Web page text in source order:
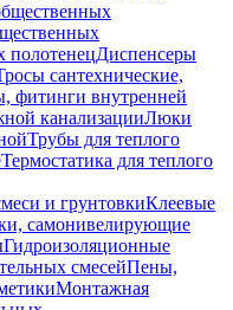
полотенецДиспенсеры
сантехнические,
фитинги внутренней
канализацииЛюки
Трубы для теплого
Термостатика для теплого
и грунтовкиКлеевые
самонивелирующие
Гидроизоляционные
смесейПены,
Монтажная